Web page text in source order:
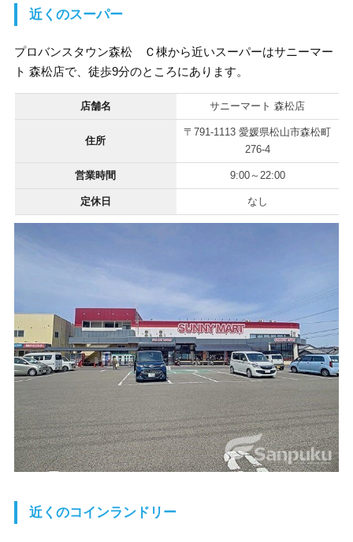
近くのスーパー
プロバンスタウン森松 Ｃ棟から近いスーパーはサニーマー
ト 森松店で、徒歩9分のところにあります。
店舗名 サニーマート 森松店
住所
〒791-1113 愛媛県松山市森松町
276-4
営業時間 9:00～22:00
定休日 なし
近くのコインランドリー